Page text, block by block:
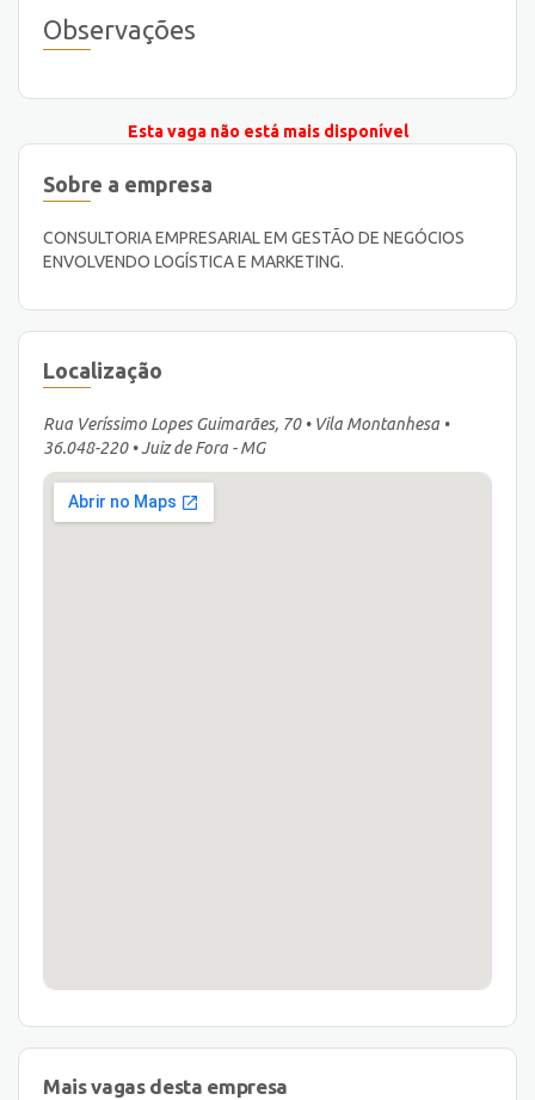
Observações
Esta vaga não está mais disponível
Sobre a empresa
CONSULTORIA EMPRESARIAL EM GESTÃO DE NEGÓCIOS
ENVOLVENDO LOGÍSTICA E MARKETING.
Localização
Rua Veríssimo Lopes Guimarães, 70 • Vila Montanhesa •
36.048-220 • Juiz de Fora - MG
Mais vagas desta empresa